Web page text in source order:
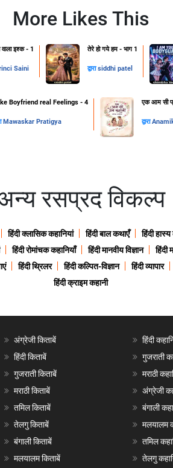
More Likes This
इश्क - 1
Saini
तेरे हो गये हम - भाग 1
द्वाराsiddhi patel
Boyfriend real Feelings - 4
Mawaskar Pratigya
एक आम सी
द्वारा
रसप्रद विकल्प
हिंदी क्लासिक कहानियां हिंदी बाल कथाएँ हिंदी
हिंदी रोमांचक कहानियाँ हिंदी मानवीय विज्ञान हिंदी
हिंदी थ्रिलर हिंदी कल्पित-विज्ञान हिंदी व्यापार
हिंदी क्राइम कहानी
अंग्रेजी किताबें
हिंदी किताबें
गुजराती किताबें
मराठी किताबें
तमिल किताबें
तेलगु किताबें
बंगाली किताबें
मलयालम किताबें
हिंदी
गुजराती
मराठी
अंग्रेजी
बंगाली
मलयालम
तमिल
तेलगु